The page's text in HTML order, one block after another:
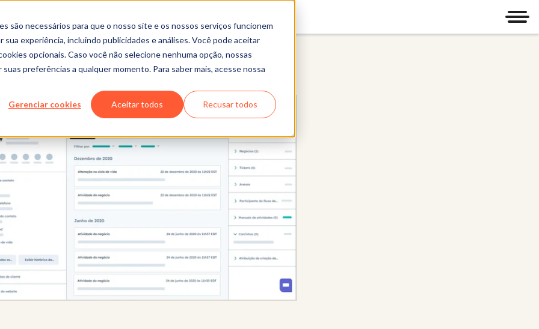
são necessários para que o nosso site e os nossos serviços funcionem
experiência, incluindo publicidades e análises. Você pode aceitar
opcionais. Caso você não selecione nenhuma opção, nossas
preferências a qualquer momento. Para saber mais, acesse nossa
Gerenciar cookies Aceitar todos Recusar todos